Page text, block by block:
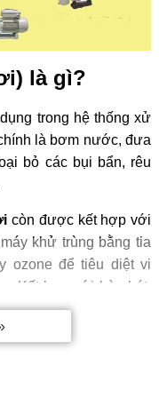
là gì?
trong hệ thống xử
là bơm nước, đưa
bỏ các bụi bẩn, rêu
còn được kết hợp với
khử trùng bằng tia
ozone để tiêu diệt vi
Kết hợp với bàn hút,
đáy bể.
hồ bơi